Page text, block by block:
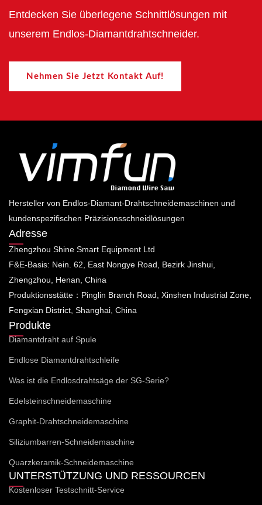
Entdecken Sie überlegene Schnittlösungen mit
unserem Endlos-Diamantdrahtschneider.
Nehmen Sie Jetzt Kontakt Auf!
Hersteller von Endlos-Diamant-Drahtschneidemaschinen und
kundenspezifischen Präzisionsschneidlösungen
Adresse
Zhengzhou Shine Smart Equipment Ltd
F&E-Basis: Nein. 62, East Nongye Road, Bezirk Jinshui,
Zhengzhou, Henan, China
Produktionsstätte：Pinglin Branch Road, Xinshen Industrial Zone,
Fengxian District, Shanghai, China
Produkte
Diamantdraht auf Spule
Endlose Diamantdrahtschleife
Was ist die Endlosdrahtsäge der SG-Serie?
Edelsteinschneidemaschine
Graphit-Drahtschneidemaschine
Siliziumbarren-Schneidemaschine
Quarzkeramik-Schneidemaschine
UNTERSTÜTZUNG UND RESSOURCEN
Kostenloser Testschnitt-Service